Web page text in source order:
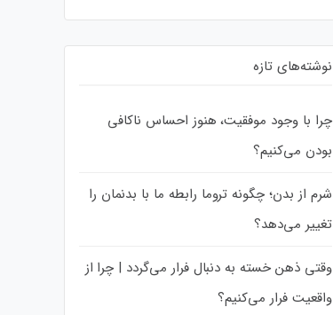
نوشته‌های تازه
چرا با وجود موفقیت، هنوز احساس ناکافی
بودن می‌کنیم؟
شرم از بدن؛ چگونه تروما رابطه ما با بدنمان را
تغییر می‌دهد؟
وقتی ذهن خسته به دنبال فرار می‌گردد | چرا از
واقعیت فرار می‌کنیم؟